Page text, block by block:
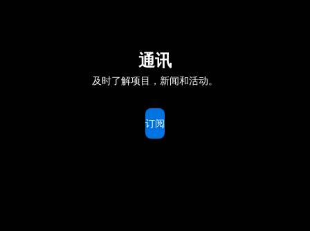
通讯
及时了解项目，新闻和活动。
订阅